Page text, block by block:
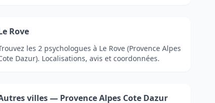
Rove
les 2 psychologues à Le Rove (Provence Alpes
Dazur). Localisations, avis et coordonnées.
villes — Provence Alpes Cote Dazur